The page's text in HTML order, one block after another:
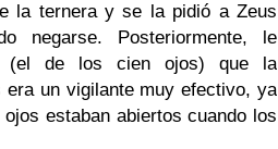
la ternera y se la pidió a Zeus
negarse. Posteriormente, le
(el de los cien ojos) que la
era un vigilante muy efectivo, ya
estaban abiertos cuando los